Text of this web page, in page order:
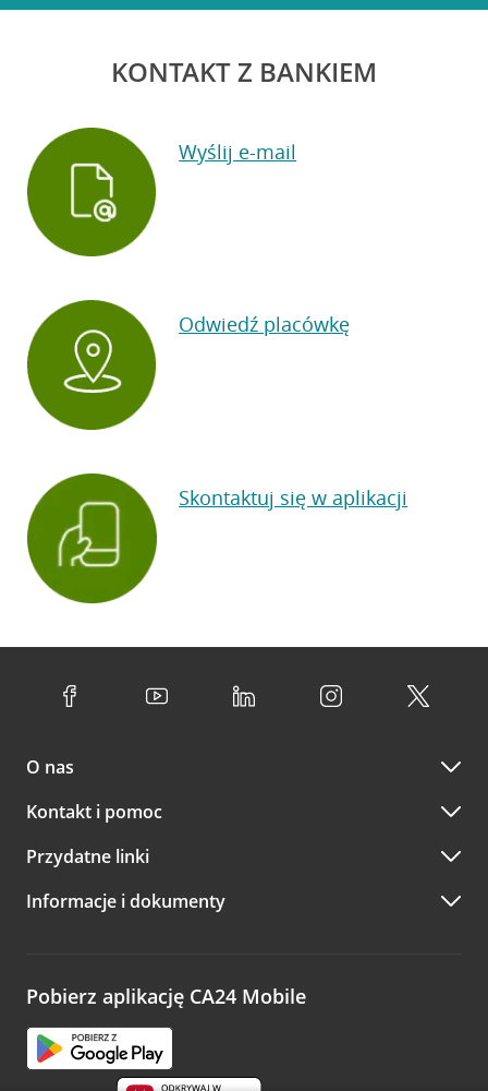
KONTAKT Z BANKIEM
Wyślij e-mail
Odwiedź placówkę
Skontaktuj się w aplikacji
O nas
Kontakt i pomoc
Przydatne linki
Informacje i dokumenty
Pobierz aplikację CA24 Mobile